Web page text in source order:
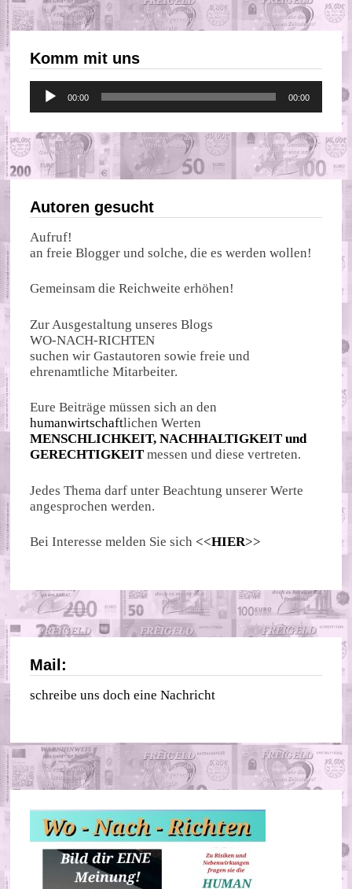
Komm mit uns
Audio-
Player
00:00 00:00
Autoren gesucht
Aufruf!
an freie Blogger und solche, die es werden wollen!
Gemeinsam die Reichweite erhöhen!
Zur Ausgestaltung unseres Blogs
WO-NACH-RICHTEN
suchen wir Gastautoren sowie freie und
ehrenamtliche Mitarbeiter.
Eure Beiträge müssen sich an den
humanwirtschaftlichen Werten
MENSCHLICHKEIT, NACHHALTIGKEIT und
GERECHTIGKEIT messen und diese vertreten.
Jedes Thema darf unter Beachtung unserer Werte
angesprochen werden.
Bei Interesse melden Sie sich <<HIER>>
Mail:
schreibe uns doch eine Nachricht